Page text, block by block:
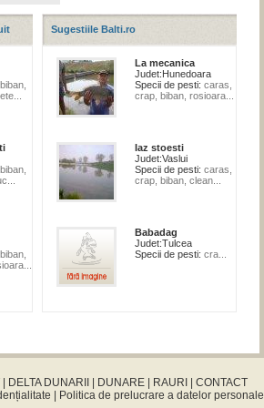
biban,
biban,
biban,
Sugestiile Balti.ro
La mecanica
Judet:Hunedoara
Specii de pesti: caras,
crap, biban, rosioara...
Iaz stoesti
Judet:Vaslui
Specii de pesti: caras,
crap, biban, clean...
Babadag
Judet:Tulcea
Specii de pesti: cra...
DELTA DUNARII DUNARE RAURI
CONTACT
Politica de prelucrare a datelor personale